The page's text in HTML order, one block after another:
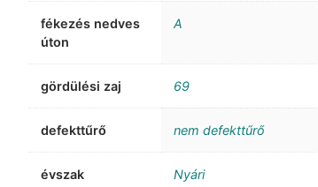
fékezés nedves
úton
A
gördülési zaj 69
defekttűrő nem defekttűrő
évszak Nyári